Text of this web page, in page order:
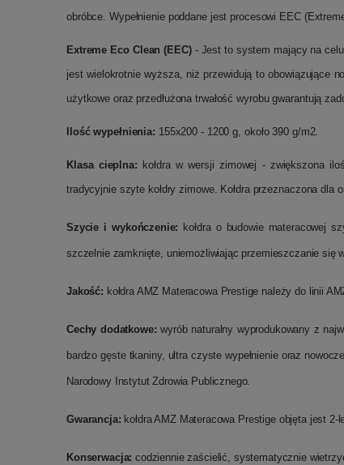
obróbce. Wypełnienie poddane jest procesowi EEC
Extreme Eco Clean (EEC) - Jest to system mający na
jest wielokrotnie wyższa, niż przewidują to obowiązujące
użytkowe oraz przedłużona trwałość wyrobu gwarantują
Ilość wypełnienia: 155x200 - 1200 g, około 390 g/m2.
Klasa cieplna: kołdra w wersji zimowej - zwiększona
tradycyjnie szyte kołdry zimowe. Kołdra przeznaczona dla
Szycie i wykończenie: kołdra o budowie materacowej
szczelnie zamknięte, uniemożliwiając przemieszczanie się
Jakość: kołdra AMZ Materacowa Prestige należy do linii
Cechy dodatkowe: wyrób naturalny wyprodukowany z
bardzo gęste tkaniny, ultra czyste wypełnienie oraz
Narodowy Instytut Zdrowia Publicznego.
Gwarancja: kołdra AMZ Materacowa Prestige objęta jest
Konserwacja: codziennie zaścielić, systematycznie